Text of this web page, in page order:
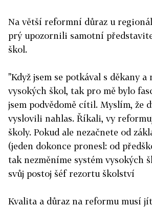
Na větší reformní důraz u
prý upozornili samotní
škol.
"Když jsem se potkával s děkany
vysokých škol, tak pro mě bylo
jsem podvědomě cítil. Myslím, že
vyslovili nahlas. Říkali, vy
školy. Pokud ale nezačnete od
(jeden dokonce pronesl: od
tak nezměníme systém vysokých
svůj postoj šéf rezortu školství
Kvalita a důraz na reformu musí